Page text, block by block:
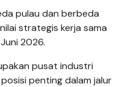
pulau dan berbeda
strategis kerja sama
2026.
pusat industri
penting dalam jalur